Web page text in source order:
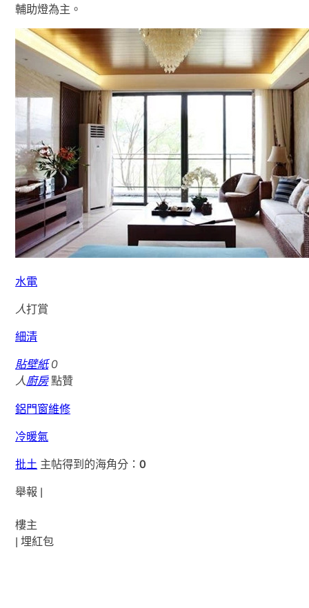
輔助燈為主。
水電
人打賞
細清
貼壁紙0
人廚房點贊
鋁門窗維修
冷暖氣
批土 主帖得到的海角分：0
舉報 |
樓主
|埋紅包